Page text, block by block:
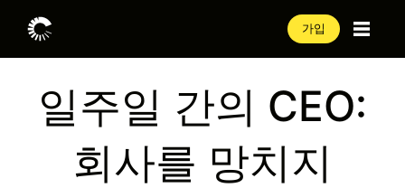
가입
일주일 간의 CEO:
회사를 망치지